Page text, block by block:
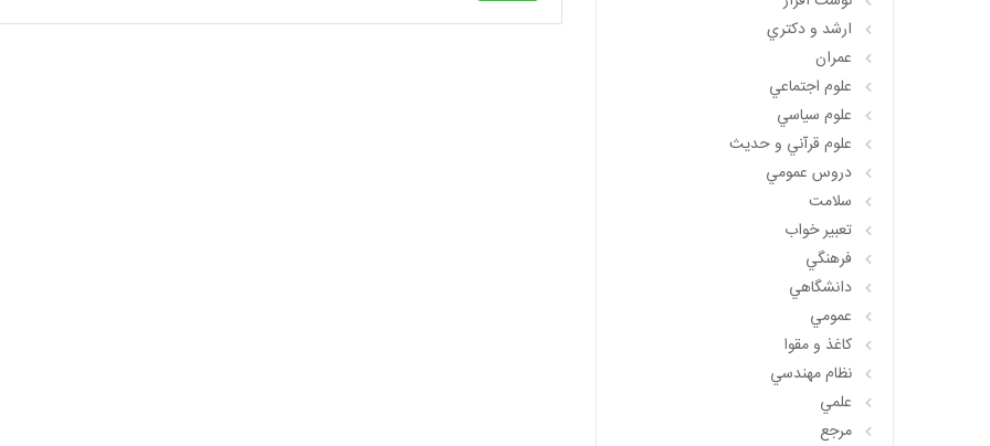
ارشد و دکتري
عمران
علوم اجتماعي
علوم سياسي
علوم قرآني و حديث
دروس عمومي
سلامت
تعبير خواب
فرهنگي
دانشگاهي
عمومي
کاغذ و مقوا
نظام مهندسي
علمي
مرجع